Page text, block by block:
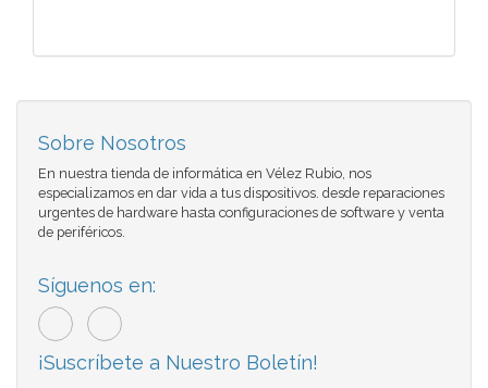
Sobre Nosotros
En nuestra tienda de informática en Vélez Rubio, nos
especializamos en dar vida a tus dispositivos. desde reparaciones
urgentes de hardware hasta configuraciones de software y venta
de periféricos.
Síguenos en:
¡Suscríbete a Nuestro Boletín!